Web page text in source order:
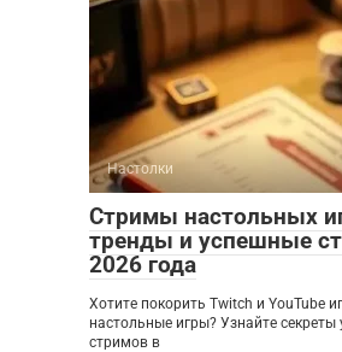
Настолки
Стримы настольных
тренды и успешные
2026 года
Хотите покорить Twitch и YouTube
настольные игры? Узнайте
стримов в